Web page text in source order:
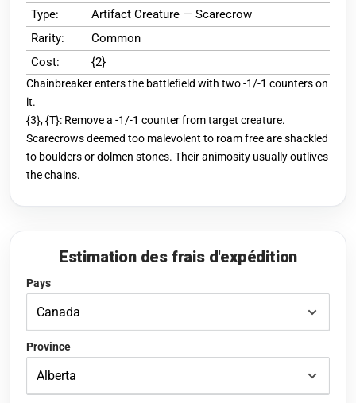
Type:
Artifact Creature — Scarecrow
Rarity:
Common
Cost:
{2}
Chainbreaker enters the battlefield with two -1/-1 counters on
it.
{3}, {T}: Remove a -1/-1 counter from target creature.
Scarecrows deemed too malevolent to roam free are shackled
to boulders or dolmen stones. Their animosity usually outlives
the chains.
Estimation des frais d'expédition
Pays
Province